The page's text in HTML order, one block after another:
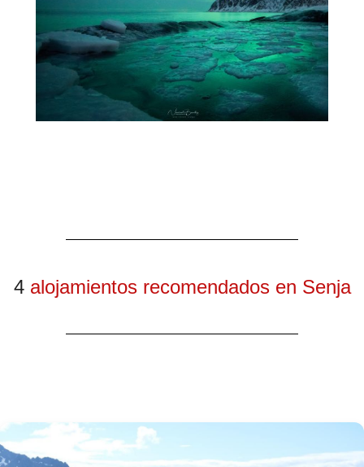
4 alojamientos recomendados en Senja